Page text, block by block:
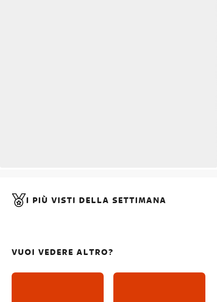
I PIÙ VISTI DELLA SETTIMANA
VUOI VEDERE ALTRO?